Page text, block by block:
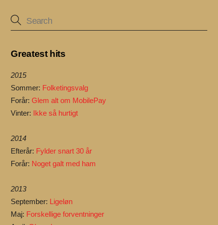
Greatest hits
2015
Sommer: Folketingsvalg
Forår:Glem alt om MobilePay
Vinter: Ikke så hurtigt
2014
Efterår: Fylder snart 30 år
Forår: Noget galt med ham
2013
September: Ligeløn
Maj: Forskellige forventninger